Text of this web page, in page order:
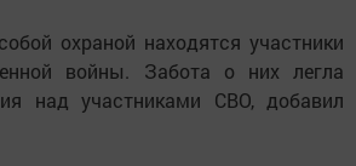
охраной находятся участники
войны. Забота о них легла
над участниками СВО, добавил